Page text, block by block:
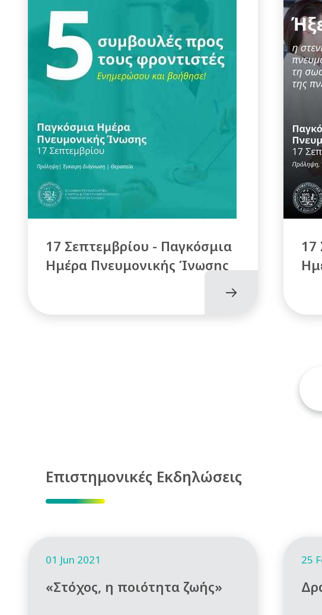
17 Σεπτεμβρίου - Παγκόσμια
Ημέρα Πνευμονικής Ίνωσης
17
Επιστημονικές Εκδηλώσεις
01 Jun 2021
«Στόχος, η ποιότητα ζωής»
25